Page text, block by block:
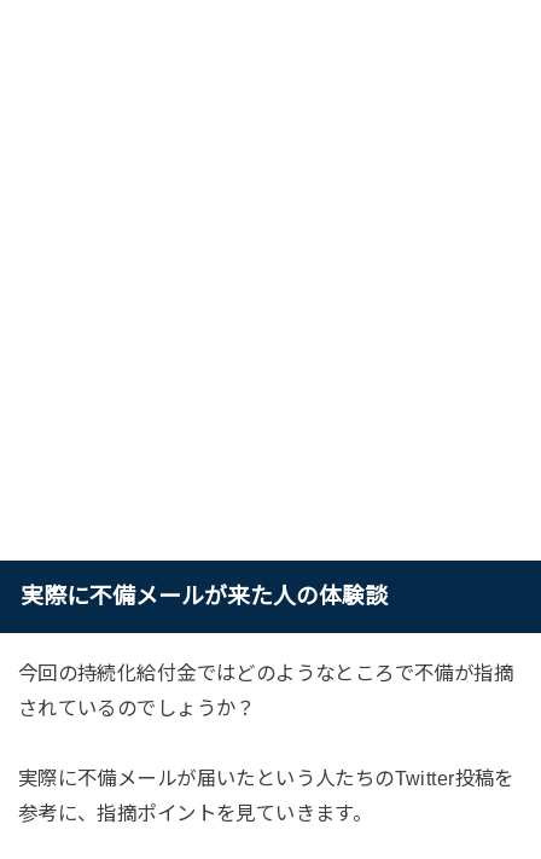
実際に不備メールが来た人の体験談
今回の持続化給付金ではどのようなところで不備が指摘
されているのでしょうか？
実際に不備メールが届いたという人たちのTwitter投稿を
参考に、指摘ポイントを見ていきます。